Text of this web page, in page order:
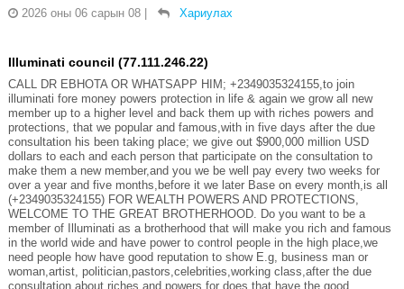
2026 оны 06 сарын 08
Хариулах
Illuminati council (77.111.246.22)
CALL DR EBHOTA OR WHATSAPP HIM; +2349035324155,to join
illuminati fore money powers protection in life & again we grow all new
member up to a higher level and back them up with riches powers and
protections, that we popular and famous,with in five days after the due
consultation his been taking place; we give out $900,000 million USD
dollars to each and each person that participate on the consultation to
make them a new member,and you we be well pay every two weeks for
over a year and five months,before it we later Base on every month,is all
(+2349035324155) FOR WEALTH POWERS AND PROTECTIONS,
WELCOME TO THE GREAT BROTHERHOOD. Do you want to be a
member of Illuminati as a brotherhood that will make you rich and famous
in the world wide and have power to control people in the high place,we
need people how have good reputation to show E.g, business man or
woman,artist, politician,pastors,celebrities,working class,after the due
consultation about riches and powers for does that have the good